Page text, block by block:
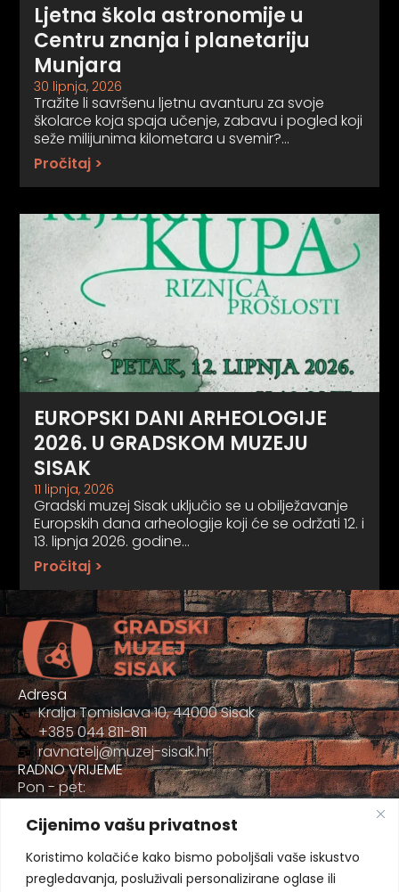
Cijenimo vašu privatnost
Koristimo kolačiće kako bismo poboljšali vaše iskustvo
pregledavanja, posluživali personalizirane oglase ili
Ljetna škola astronomije u
Centru znanja i planetariju
Munjara
30 lipnja, 2026
Tražite li savršenu ljetnu avanturu za svoje
školarce koja spaja učenje, zabavu i pogled koji
seže milijunima kilometara u svemir?…
Pročitaj >
EUROPSKI DANI ARHEOLOGIJE
2026. U GRADSKOM MUZEJU
SISAK
11 lipnja, 2026
Gradski muzej Sisak uključio se u obilježavanje
Europskih dana arheologije koji će se održati 12. i
13. lipnja 2026. godine…
Pročitaj >
Adresa
Kralja Tomislava 10, 44000 Sisak
+385 044 811-811
ravnatelj@muzej-sisak.hr
RADNO VRIJEME
Pon - pet:
Sub